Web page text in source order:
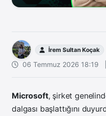
İrem Sultan Koçak
06 Temmuz 2026 18:19
Microsoft, şirket
dalgası başlattığını